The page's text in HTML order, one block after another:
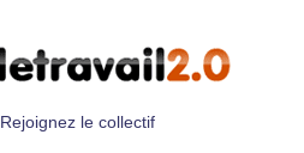
Rejoignez le collectif